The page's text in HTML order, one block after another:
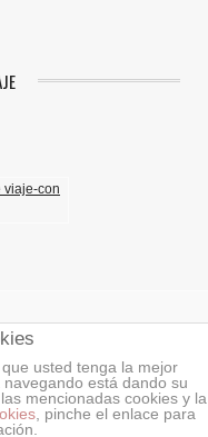
|Política de Cookies
reservados.
NOTICIAS
BLOG DE LA
usted tenga la mejor
está dando su
mencionadas cookies y la
, pinche el enlace para